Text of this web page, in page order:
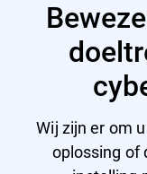
Wij zijn er om
oplossing of